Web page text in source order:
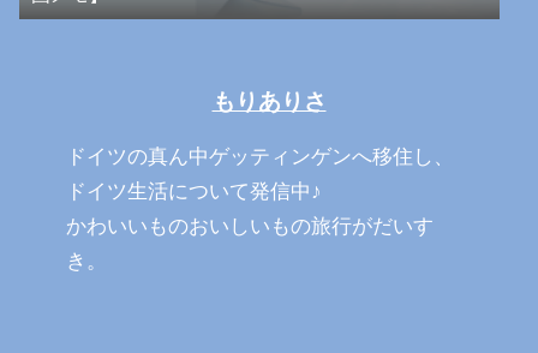
もりありさ
ドイツの真ん中ゲッティンゲンへ移住し、
ドイツ生活について発信中♪
かわいいものおいしいもの旅行がだいす
き。